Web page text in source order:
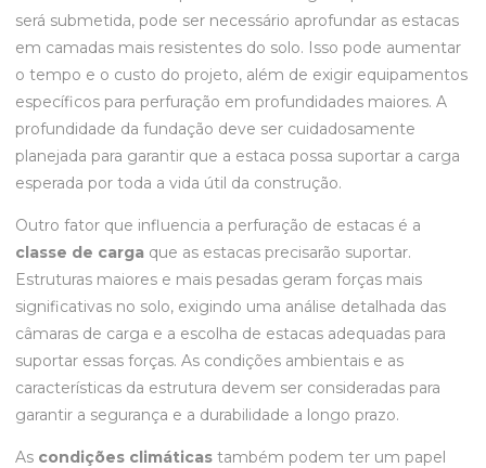
será submetida, pode ser necessário aprofundar as estacas
em camadas mais resistentes do solo. Isso pode aumentar
o tempo e o custo do projeto, além de exigir equipamentos
específicos para perfuração em profundidades maiores. A
profundidade da fundação deve ser cuidadosamente
planejada para garantir que a estaca possa suportar a carga
esperada por toda a vida útil da construção.
Outro fator que influencia a perfuração de estacas é a
classe de carga que as estacas precisarão suportar.
Estruturas maiores e mais pesadas geram forças mais
significativas no solo, exigindo uma análise detalhada das
câmaras de carga e a escolha de estacas adequadas para
suportar essas forças. As condições ambientais e as
características da estrutura devem ser consideradas para
garantir a segurança e a durabilidade a longo prazo.
As condições climáticas também podem ter um papel